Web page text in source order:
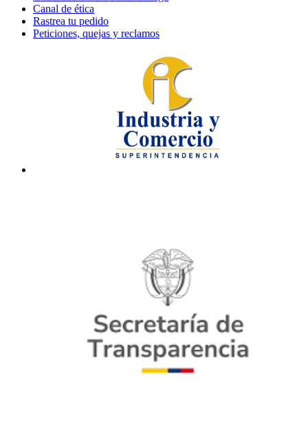
Canal de ética
Rastrea tu pedido
Peticiones, quejas y reclamos